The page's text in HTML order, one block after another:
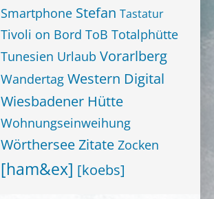
Smartphone Stefan Tastatur
Tivoli on Bord ToB Totalphütte
Tunesien Urlaub Vorarlberg
Wandertag Western Digital
Wiesbadener Hütte
Wohnungseinweihung
WörtherseeZitate Zocken
[ham&ex] [koebs]